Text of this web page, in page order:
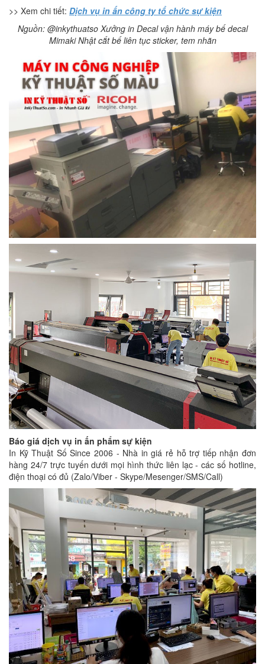
>> Xem chi tiết: Dịch vụ in ấn công ty tổ chức sự kiện
Nguồn: @inkythuatso Xưởng in Decal vận hành máy bế decal
Mimaki Nhật cắt bế liên tục sticker, tem nhãn
Báo giá dịch vụ in ấn phẩm sự kiện
In Kỹ Thuật Số Since 2006 - Nhà in giá rẻ hỗ trợ tiếp nhận đơn
hàng 24/7 trực tuyến dưới mọi hình thức liên lạc - các số hotline,
điện thoại có đủ (Zalo/Viber - Skype/Mesenger/SMS/Call)